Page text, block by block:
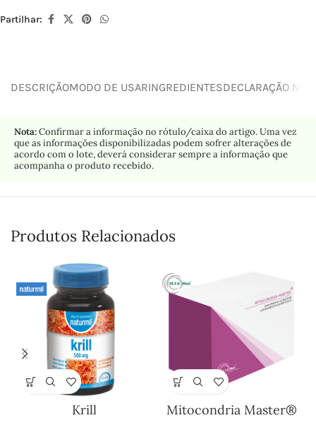
Partilhar:
DESCRIÇÃOMODO DE USARINGREDIENTESDECLARAÇÃO
Nota:Confirmar a informação no rótulo/caixa do artigo. Uma vez
que as informações disponibilizadas podem sofrer alterações de
acordo com o lote, deverá considerar sempre a informação que
acompanha o produto recebido.
Produtos Relacionados
Krill Mitocondria Master®